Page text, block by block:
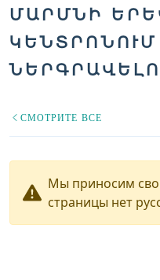
ՄԱՐՄՆԻ
СМОТРИТЕ ВСЕ
Мы приносим
страницы нет